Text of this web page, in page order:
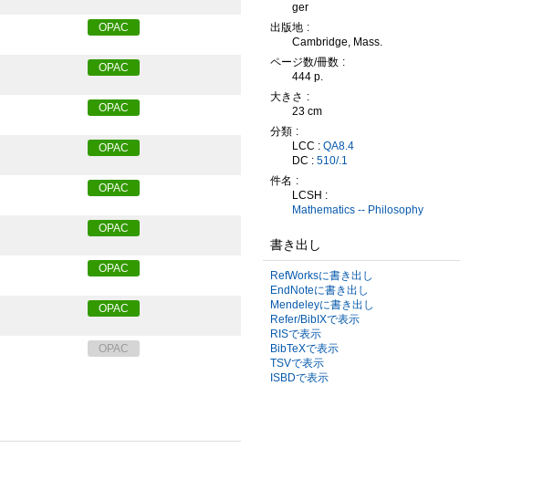
OPAC
OPAC
OPAC
OPAC
OPAC
OPAC
OPAC
OPAC
OPAC
ger
出版地
Cambridge, Mass.
ページ数/冊数
444 p.
大きさ
23 cm
分類
LCC : QA8.4
DC : 510/.1
件名
LCSH :
Mathematics -- Philosophy
書き出し
RefWorksに書き出し
EndNoteに書き出し
Mendeleyに書き出し
Refer/BibIXで表示
RISで表示
BibTeXで表示
TSVで表示
ISBDで表示